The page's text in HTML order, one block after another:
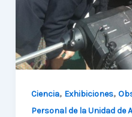
Ciencia, Exhibiciones,
Personal de la Unidad de